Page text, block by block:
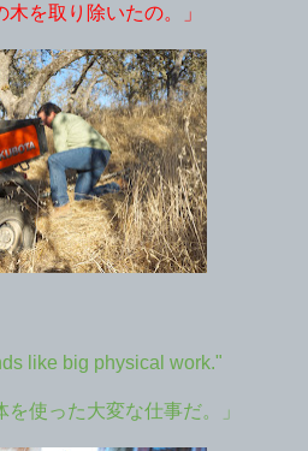
を取り除いたの。」
like big physical work."
使った大変な仕事だ。」